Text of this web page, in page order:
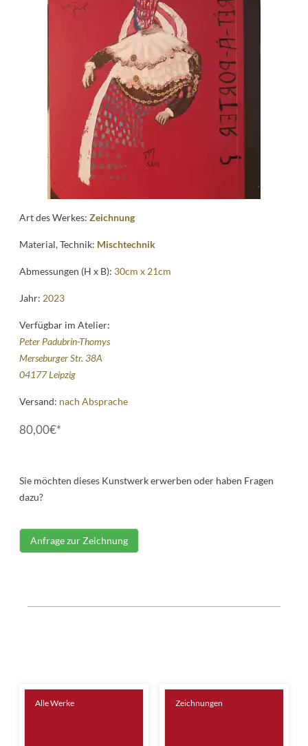
Kontakt
Art des Werkes:Zeichnung
Material, Technik: Mischtechnik
Abmessungen (H x B): 30cm x 21cm
Jahr: 2023
Verfügbar im Atelier:
Peter Padubrin-Thomys
Merseburger Str. 38A
04177 Leipzig
Versand: nach Absprache
80,00€*
Sie möchten dieses Kunstwerk erwerben oder haben Fragen
dazu?
Anfrage zur Zeichnung
Alle Werke Zeichnungen